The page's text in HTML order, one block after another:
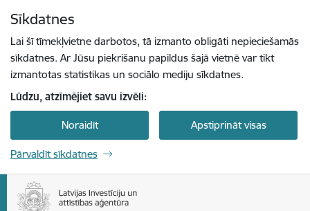
Sīkdatnes
Lai šī tīmekļvietne darbotos, tā izmanto obligāti nepieciešamās
sīkdatnes. Ar Jūsu piekrišanu papildus šajā vietnē var tikt
izmantotas statistikas un sociālo mediju sīkdatnes.
Lūdzu, atzīmējiet savu izvēli:
Noraidīt Apstiprināt visas
Pārvaldīt sīkdatnes